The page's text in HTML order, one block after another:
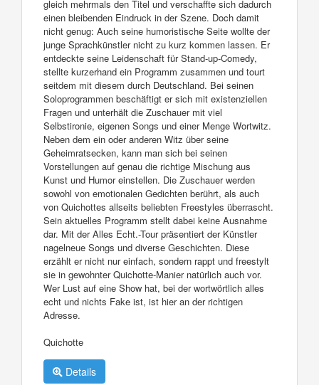
gleich mehrmals den Titel und verschaffte sich dadurch
einen bleibenden Eindruck in der Szene. Doch damit
nicht genug: Auch seine humoristische Seite wollte der
junge Sprachkünstler nicht zu kurz kommen lassen. Er
entdeckte seine Leidenschaft für Stand-up-Comedy,
stellte kurzerhand ein Programm zusammen und tourt
seitdem mit diesem durch Deutschland. Bei seinen
Soloprogrammen beschäftigt er sich mit existenziellen
Fragen und unterhält die Zuschauer mit viel
Selbstironie, eigenen Songs und einer Menge Wortwitz.
Neben dem ein oder anderen Witz über seine
Geheimratsecken, kann man sich bei seinen
Vorstellungen auf genau die richtige Mischung aus
Kunst und Humor einstellen. Die Zuschauer werden
sowohl von emotionalen Gedichten berührt, als auch
von Quichottes allseits beliebten Freestyles überrascht.
Sein aktuelles Programm stellt dabei keine Ausnahme
dar. Mit der Alles Echt.-Tour präsentiert der Künstler
nagelneue Songs und diverse Geschichten. Diese
erzählt er nicht nur einfach, sondern rappt und freestylt
sie in gewohnter Quichotte-Manier natürlich auch vor.
Wer Lust auf eine Show hat, bei der wortwörtlich alles
echt und nichts Fake ist, ist hier an der richtigen
Adresse.
Quichotte
Details